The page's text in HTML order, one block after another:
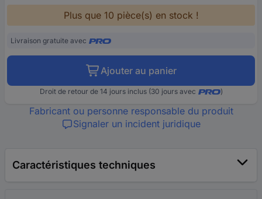
Plus que 10 pièce(s) en stock !
Livraison gratuite avec
Ajouter au panier
Droit de retour de 14 jours inclus (30 jours avec )
Fabricant ou personne responsable du produit
Signaler un incident juridique
Caractéristiques techniques